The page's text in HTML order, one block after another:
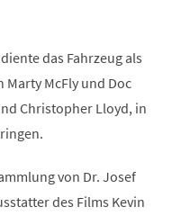
das Fahrzeug als
McFly und Doc
Christopher Lloyd, in
von Dr. Josef
des Films Kevin